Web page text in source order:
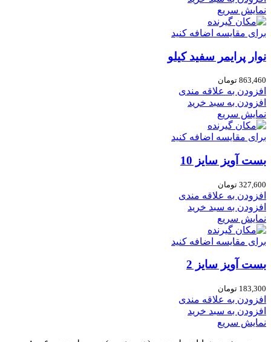
نمایش سریع
برای مقایسه اضافه کنید
نوار پرایمر سفید کیلو
863,460 تومان
افزودن به علاقه مندی
افزودن به سبد خرید
نمایش سریع
برای مقایسه اضافه کنید
بست آویز سایز 10
327,600 تومان
افزودن به علاقه مندی
افزودن به سبد خرید
نمایش سریع
برای مقایسه اضافه کنید
بست آویز سایز 2
183,300 تومان
افزودن به علاقه مندی
افزودن به سبد خرید
نمایش سریع